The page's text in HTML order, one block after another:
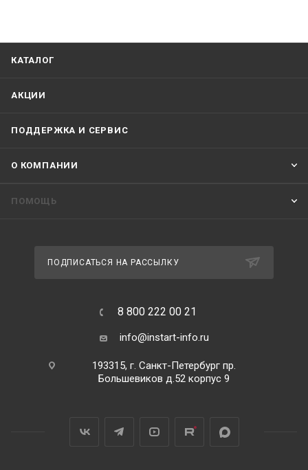
КАТАЛОГ
АКЦИИ
ПОДДЕРЖКА И СЕРВИС
О КОМПАНИИ
ПОМОЩЬ
ПОДПИСАТЬСЯ НА РАССЫЛКУ
8 800 222 00 21
info@instart-info.ru
193315, г. Санкт-Петербург пр.
Большевиков д.52 корпус 9